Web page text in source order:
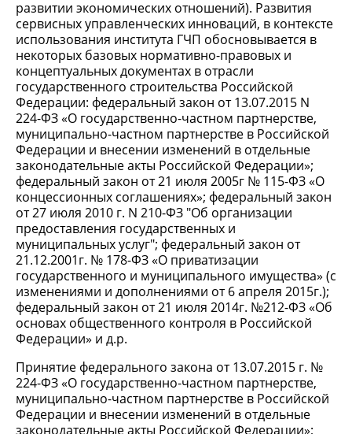
развитии экономических отношений). Развития
сервисных управленческих инноваций, в контексте
использования института ГЧП обосновывается в
некоторых базовых нормативно-правовых и
концептуальных документах в отрасли
государственного строительства Российской
Федерации: федеральный закон от 13.07.2015 N
224-ФЗ «О государственно-частном партнерстве,
муниципально-частном партнерстве в Российской
Федерации и внесении изменений в отдельные
законодательные акты Российской Федерации»;
федеральный закон от 21 июля 2005г № 115-ФЗ «О
концессионных соглашениях»; федеральный закон
от 27 июля 2010 г. N 210-ФЗ "Об организации
предоставления государственных и
муниципальных услуг"; федеральный закон от
21.12.2001г. № 178-ФЗ «О приватизации
государственного и муниципального имущества» (с
изменениями и дополнениями от 6 апреля 2015г.);
федеральный закон от 21 июля 2014г. №212-ФЗ «Об
основах общественного контроля в Российской
Федерации» и д.р.
Принятие федерального закона от 13.07.2015 г. №
224-ФЗ «О государственно-частном партнерстве,
муниципально-частном партнерстве в Российской
Федерации и внесении изменений в отдельные
законодательные акты Российской Федерации»;